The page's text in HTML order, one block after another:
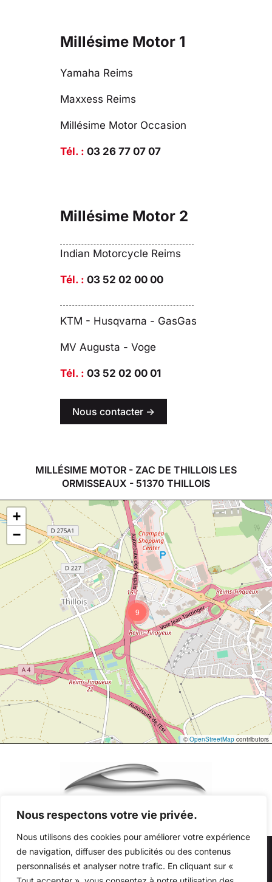
Nous respectons votre vie privée.
Nous utilisons des cookies pour améliorer votre expérience
de navigation, diffuser des publicités ou des contenus
personnalisés et analyser notre trafic. En cliquant sur «
Millésime Motor 1
Yamaha Reims
Maxxess Reims
Millésime Motor Occasion
Tél. : 03 26 77 07 07
Millésime Motor 2
Indian Motorcycle Reims
Tél. : 03 52 02 00 00
KTM - Husqvarna - GasGas
MV Augusta - Voge
Tél. : 03 52 02 00 01
Nous contacter ->
MILLÉSIME MOTOR - ZAC DE THILLOIS LES
ORMISSEAUX - 51370 THILLOIS
9
+
−
©OpenStreetMap contributors
Au quotidien, prenez les transports en commun
#SeDéplacerMoinsPolluer